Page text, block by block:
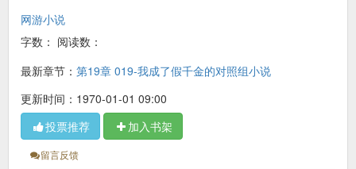
网游小说
字数： 阅读数：
最新章节： 第19章 019-我成了假千金的对照组小说
更新时间：1970-01-01 09:00
投票推荐
加入书架
留言反馈